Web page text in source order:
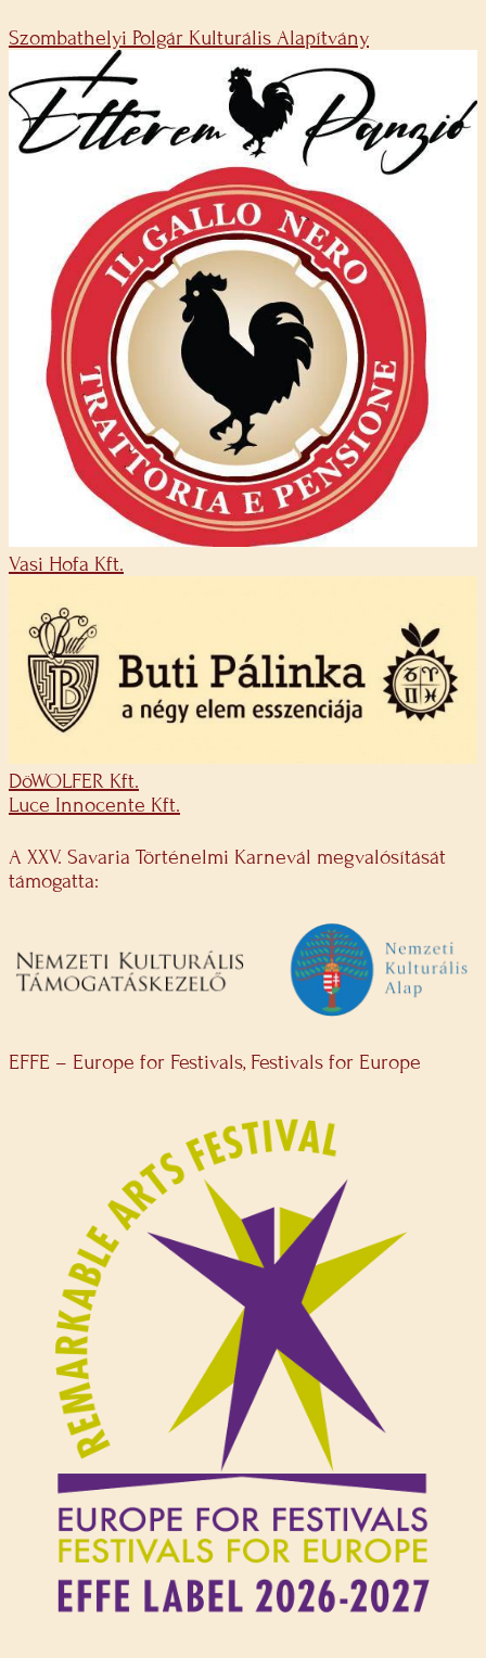
Szombathelyi Polgár Kulturális Alapítvány
Vasi Hofa Kft.
DöWOLFER Kft.
Luce Innocente Kft.
A XXV. Savaria Történelmi Karnevál megvalósítását
támogatta:
EFFE – Europe for Festivals, Festivals for Europe